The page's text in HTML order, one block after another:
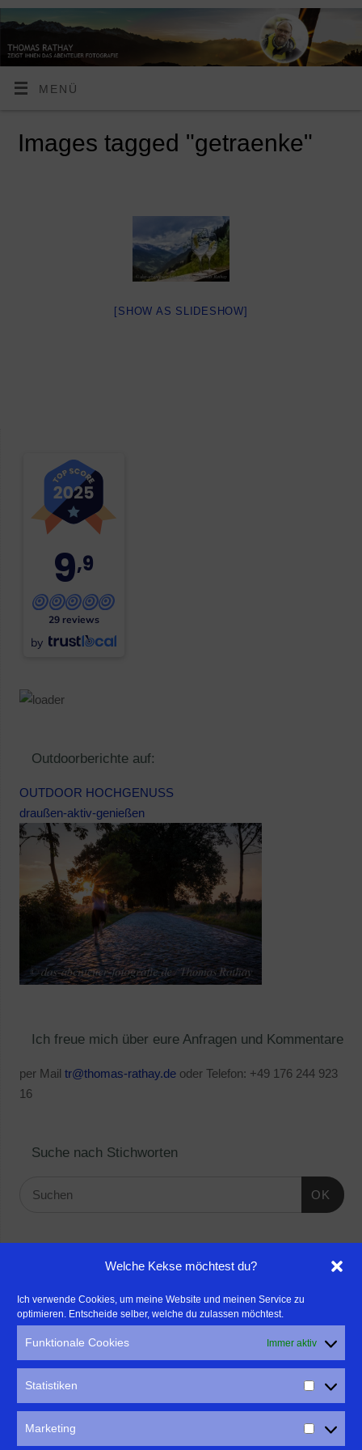
Welche Kekse möchtest du?
Ich verwende Cookies, um meine Website und meinen Service zu
optimieren. Entscheide selber, welche du zulassen möchtest.
Funktionale Cookies Immer aktiv
Statistiken
Marketing
MENÜ
Images tagged "getraenke"
[SHOW AS SLIDESHOW]
9,9
29 reviews
by
Outdoorberichte auf:
OUTDOOR HOCHGENUSS
draußen-aktiv-genießen
Ich freue mich über eure Anfragen und Kommentare
per Mail tr@thomas-rathay.deoder Telefon: +49 176 244 923
16
Suche nach Stichworten
OK
- Für professionelle Fotografen, die ihre Stärken mehr in den
Fokus rücken wollen, empfehle ich eine Beratung durch Frau
Dr. Martina Mettner